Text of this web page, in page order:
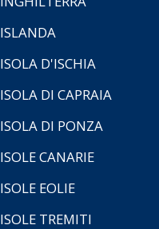
ISLANDA
ISOLA D'ISCHIA
ISOLA DI CAPRAIA
ISOLA DI PONZA
ISOLE CANARIE
ISOLE EOLIE
ISOLE TREMITI